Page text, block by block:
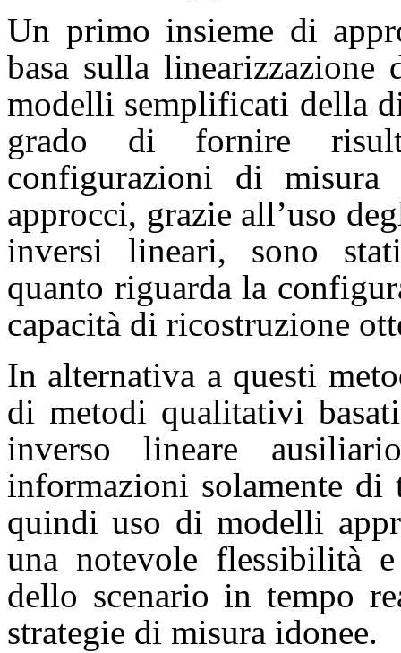
Un primo insieme di
basa sulla linearizzazione
modelli semplificati della
grado di fornire
configurazioni di misura
approcci, grazie all’uso
inversi lineari, sono
quanto riguarda la
capacità di ricostruzione
In alternativa a questi
di metodi qualitativi
inverso lineare
informazioni solamente
quindi uso di modelli
una notevole flessibilità
dello scenario in tempo
strategie di misura idonee.